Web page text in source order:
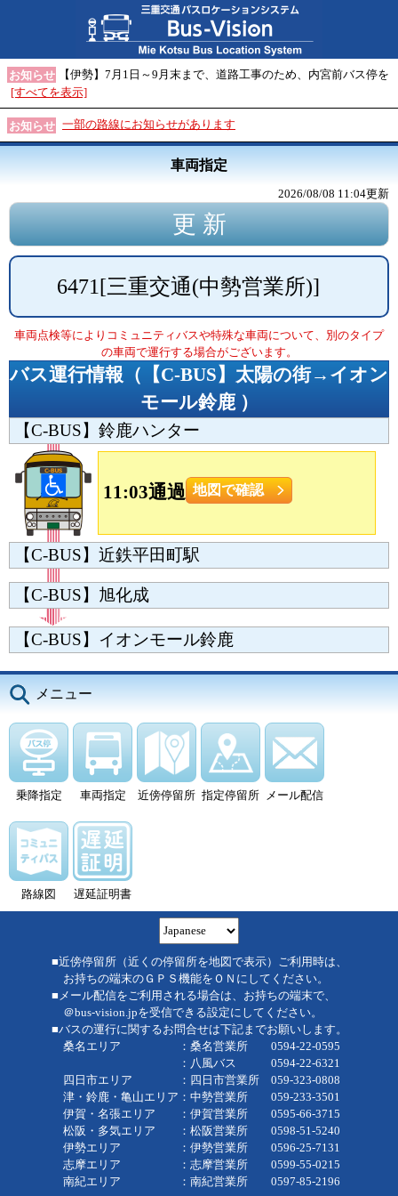
お知らせ
【伊勢】7月1日～9月末まで、道路工事のため、内宮前バス停を
[すべてを表示]
お知らせ 一部の路線にお知らせがあります
車両指定
2026/08/08 11:04更新
6471[三重交通(中勢営業所)]
車両点検等によりコミュニティバスや特殊な車両について、別のタイプ
の車両で運行する場合がございます。
バス運行情報（ 【C-BUS】太陽の街→イオン
モール鈴鹿 ）
【C-BUS】鈴鹿ハンター
11:03通過 地図で確認
【C-BUS】近鉄平田町駅
【C-BUS】旭化成
【C-BUS】イオンモール鈴鹿
メニュー
乗降指定 車両指定 近傍停留所 指定停留所 メール配信
路線図 遅延証明書
■近傍停留所（近くの停留所を地図で表示）ご利用時は、
お持ちの端末のＧＰＳ機能をＯＮにしてください。
■メール配信をご利用される場合は、お持ちの端末で、
＠bus-vision.jpを受信できる設定にしてください。
■バスの運行に関するお問合せは下記までお願いします。
桑名エリア ：桑名営業所 0594-22-0595
：八風バス 0594-22-6321
四日市エリア ：四日市営業所 059-323-0808
津・鈴鹿・亀山エリア：中勢営業所 059-233-3501
伊賀・名張エリア ：伊賀営業所 0595-66-3715
松阪・多気エリア ：松阪営業所 0598-51-5240
伊勢エリア ：伊勢営業所 0596-25-7131
志摩エリア ：志摩営業所 0599-55-0215
南紀エリア ：南紀営業所 0597-85-2196